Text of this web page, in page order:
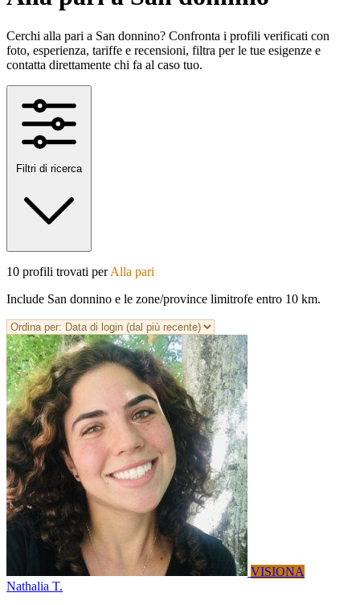
Cerchi alla pari a San donnino? Confronta i profili verificati con
foto, esperienza, tariffe e recensioni, filtra per le tue esigenze e
contatta direttamente chi fa al caso tuo.
Filtri di ricerca
10 profili trovati perAlla pari
Include San donnino e le zone/province limitrofe entro 10 km.
VISIONA
Nathalia T.